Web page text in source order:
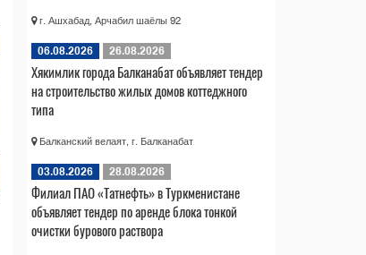
г. Ашхабад, Арчабил шаёлы 92
06.08.2026 26.08.2026
Хякимлик города Балканабат объявляет тендер
на строительство жилых домов коттеджного
типа
Балканский велаят, г. Балканабат
03.08.2026 28.08.2026
Филиал ПАО «Татнефть» в Туркменистане
объявляет тендер по аренде блока тонкой
очистки бурового раствора